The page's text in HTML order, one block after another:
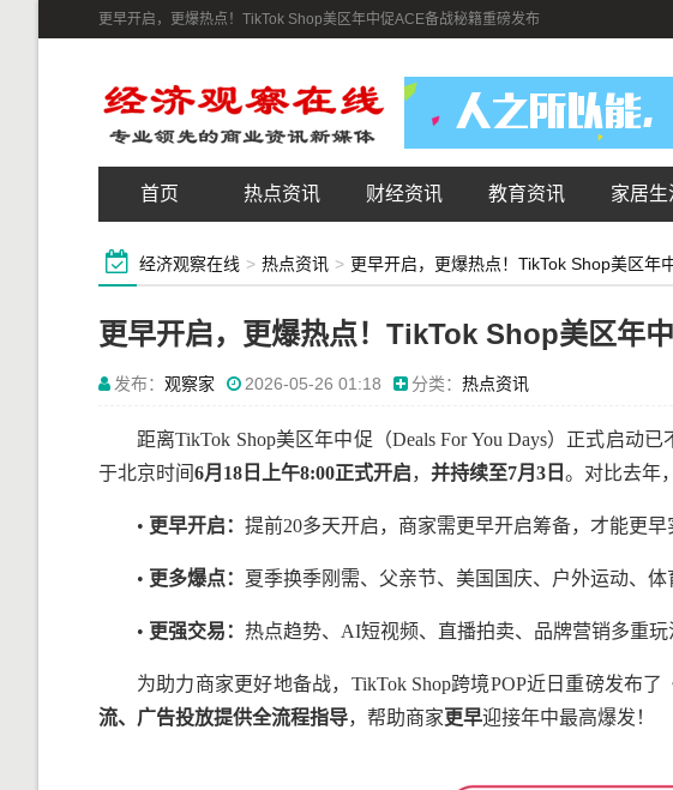
更早开启，更爆热点！TikTok Shop美区年中促ACE备战秘籍重磅发布
首页 热点资讯 财经资讯 教育资讯 家居生
经济观察在线 > 热点资讯 > 更早开启，更爆热点！TikTok Shop美区年
更早开启，更爆热点！TikTok Shop美区年
发布： 观察家 2026-05-26 01:18 分类： 热点资讯
距离TikTok Shop美区年中促（Deals For You Days）正式启动
于北京时间6月 18 日上午8:00正式开启， 并持续至7月 3 日 。对比去年
• 更早开启： 提前20多天开启，商家需更早开启筹备，才能更早
• 更多爆点： 夏季换季刚需、父亲节、美国国庆、户外运动、
• 更强交易： 热点趋势、AI短视频、直播拍卖、品牌营销多重玩
为助力商家更好地备战，TikTok Shop跨境POP近日重磅发布了
流、广告投放提供全流程指导，帮助商家更早迎接年中最高爆发！